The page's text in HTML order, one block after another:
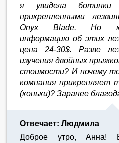
я увидела
прикрепленными
Onyx Blade. Но
информацию об этих
цена 24-30$. Разве
изучения двойных
стоимости? И почему
компания прикрепляет
(коньки)? Заранее
Отвечает: Людмила
Доброе утро, Анна!